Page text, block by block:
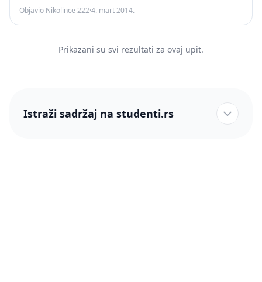
Objavio Nikolince 222·4. mart 2014.
Prikazani su svi rezultati za ovaj upit.
Istraži sadržaj na studenti.rs